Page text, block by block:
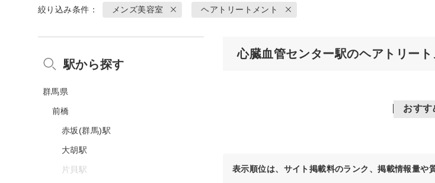
絞り込み条件： メンズ美容室 ヘアトリートメント
心臓血管センター駅のヘアトリー
おすす
表示順位は、サイト掲載料のランク、掲載情報量や
駅から探す
群馬県
前橋
赤坂(群馬)駅
大胡駅
片貝駅